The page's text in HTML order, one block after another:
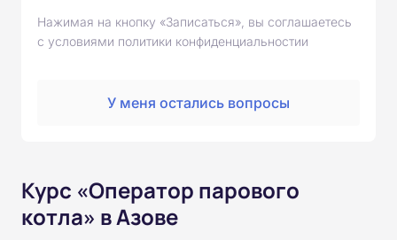
Нажимая на кнопку «Записаться», вы соглашаетесь
с условиями политики конфиденциальностии
У меня остались вопросы
Курс «Оператор парового
котла» в Азове